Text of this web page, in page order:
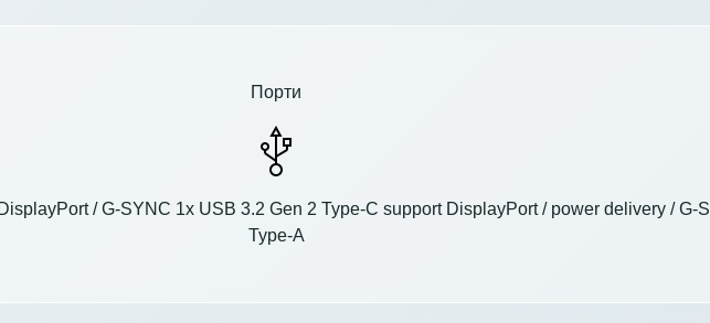
Порти
/ G-SYNC 1x USB 3.2 Gen 2 Type-C support DisplayPort / power delivery / G-
Type-A